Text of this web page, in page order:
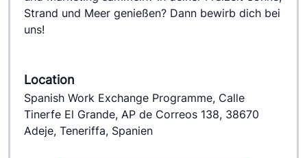
Strand und Meer genießen? Dann bewirb dich bei
uns!
Location
Spanish Work Exchange Programme, Calle
Tinerfe El Grande, AP de Correos 138, 38670
Adeje, Teneriffa, Spanien